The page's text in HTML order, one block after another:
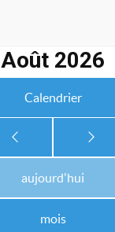
Août 2026
Calendrier
aujourd'hui
mois